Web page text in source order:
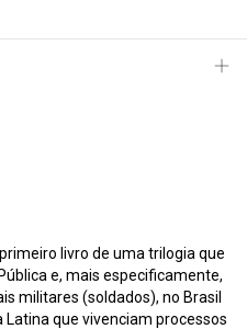
livro de uma trilogia que
e, mais especificamente,
militares (soldados), no Brasil
que vivenciam processos